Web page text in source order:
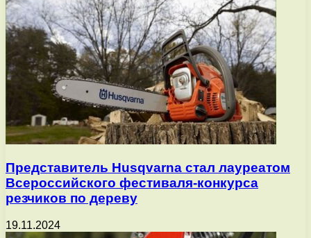
Представитель Husqvarna стал лауреатом
Всероссийского фестиваля-конкурса
резчиков по дереву
19.11.2024